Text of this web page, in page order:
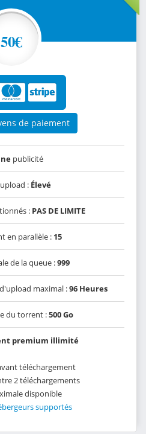
50€
de paiement
publicité
: Élevé
: PAS DE LIMITE
en parallèle : 15
de la queue :999
maximal :96 Heures
du torrent :500 Go
premium illimité
téléchargement
2 téléchargements
disponible
supportés